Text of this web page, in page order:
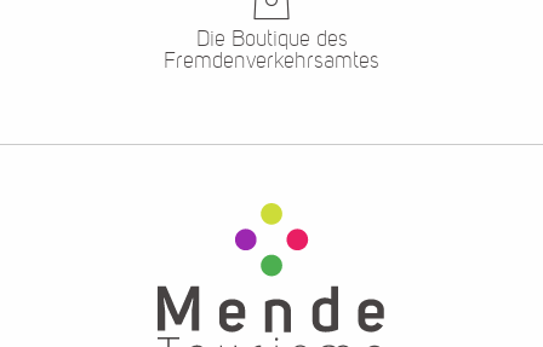
Die Boutique des
Fremdenverkehrsamtes